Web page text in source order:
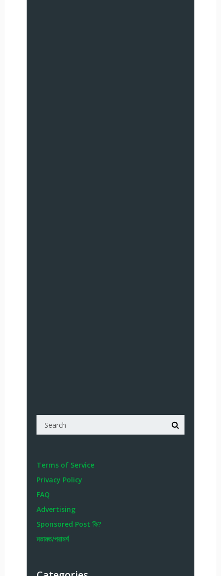
Terms of Service
Privacy Policy
FAQ
Advertising
Sponsored Post কি?
মতামত/পরামর্শ